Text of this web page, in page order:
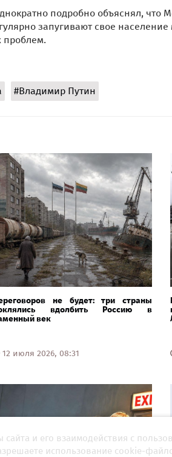
подробно объяснял, что
запугивают свое
проблем.
#Владимир Путин
не будет: три страны
вдолбить Россию в
век
12 июля 2026, 08:31
сайта и его взаимодействия с
использование cookie-